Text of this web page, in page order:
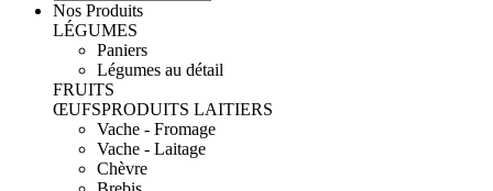
Nos Produits
LÉGUMES
Paniers
Légumes au détail
FRUITS
ŒUFSPRODUITS LAITIERS
Vache - Fromage
Vache - Laitage
Chèvre